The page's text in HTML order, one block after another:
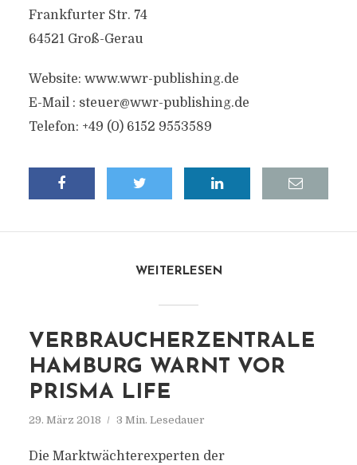
Frankfurter Str. 74
64521 Groß-Gerau
Website: www.wwr-publishing.de
E-Mail : steuer@wwr-publishing.de
Telefon: +49 (0) 6152 9553589
WEITERLESEN
VERBRAUCHERZENTRALE
HAMBURG WARNT VOR
PRISMA LIFE
29. März 2018 3 Min. Lesedauer
Die Marktwächterexperten der